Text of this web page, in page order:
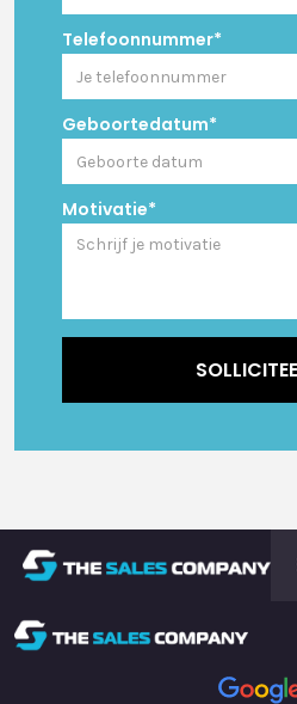
Telefoonnummer*
Geboortedatum*
Motivatie*